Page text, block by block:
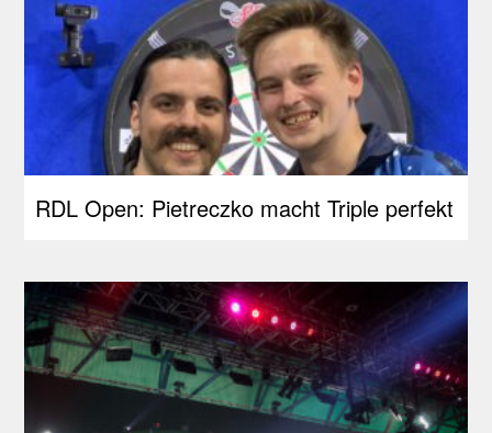
RDL Open: Pietreczko macht Triple perfekt